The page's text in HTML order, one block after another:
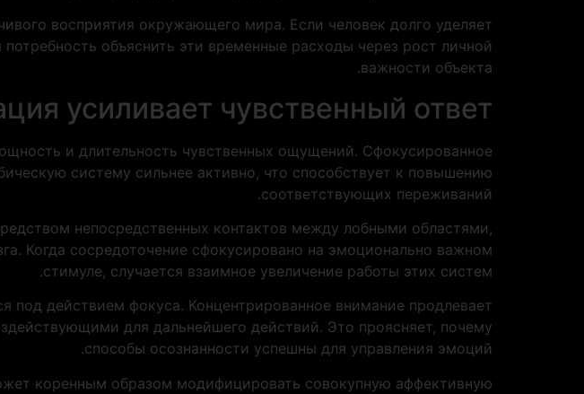
восприятия окружающего мира. Если человек долго уделяет
объяснить эти временные расходы через рост личной
важности объекта.
усиливает чувственный ответ
и длительность чувственных ощущений. Сфокусированное
систему сильнее активно, что способствует к повышению
соответствующих переживаний.
непосредственных контактов между лобными областями,
Когда сосредоточение сфокусировано на эмоционально важном
стимуле, случается взаимное увеличение работы этих систем.
действием фокуса. Концентрированное внимание продлевает
для дальнейшего действий. Это проясняет, почему
способы осознанности успешны для управления эмоций.
коренным образом модифицировать совокупную аффективную